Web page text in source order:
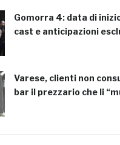
Gomorra 4: data di
cast e anticipazioni
Varese, clienti non
bar il prezzario che li